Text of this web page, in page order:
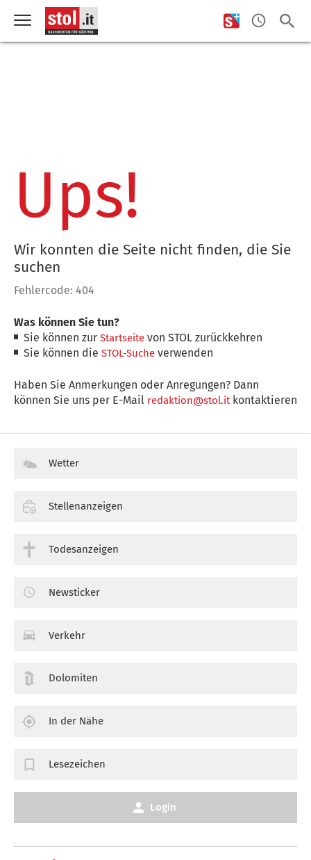
Ups!
Wir konnten die Seite nicht finden, die Sie
suchen
Fehlercode: 404
Was können Sie tun?
Sie können zurStartseite von STOL zurückkehren
Sie können dieSTOL-Suche verwenden
Haben Sie Anmerkungen oder Anregungen? Dann
können Sie uns per E-Mail redaktion@stol.itkontaktieren
Wetter
Stellenanzeigen
Todesanzeigen
Newsticker
Verkehr
Dolomiten
In der Nähe
Lesezeichen
Login